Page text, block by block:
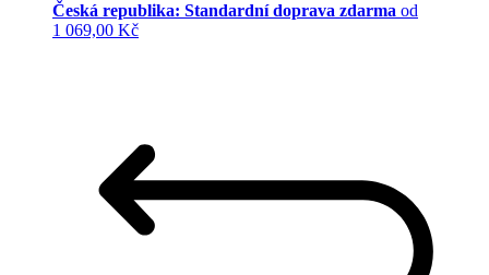
Česká republika: Standardní doprava zdarma od
1 069,00 Kč